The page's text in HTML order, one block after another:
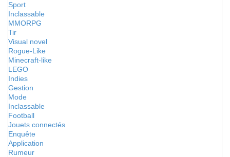
Sport
Inclassable
MMORPG
Tir
Visual novel
Rogue-Like
Minecraft-like
LEGO
Indies
Gestion
Mode
Inclassable
Football
Jouets connectés
Enquête
Application
Rumeur